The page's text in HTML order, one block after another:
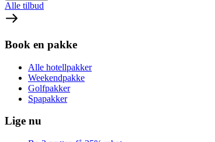
Alle tilbud
Book en pakke
Alle hotellpakker
Weekendpakke
Golfpakker
Spapakker
Lige nu